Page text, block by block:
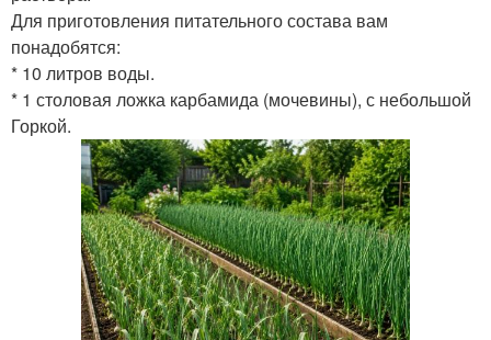
Для приготовления питательного состава вам
понадобятся:
* 10 литров воды.
* 1 столовая ложка карбамида (мочевины), с небольшой
Горкой.